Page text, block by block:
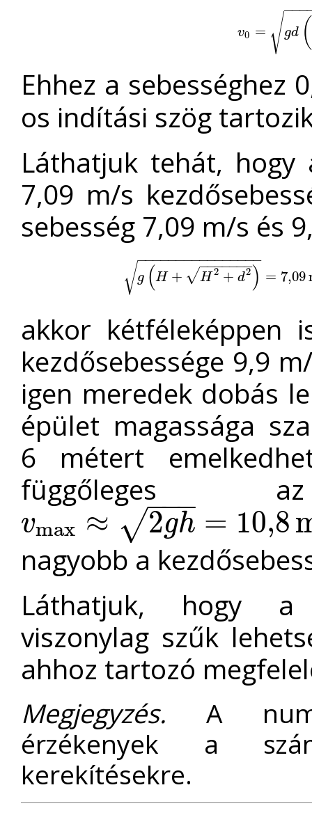
v0 = gd (
−−−
√
v0 =g d (2Hd+
Ehhez a sebességhez
os indítási szög
Láthatjuk tehát, hogy
7,09 m/s
sebesség 7,09 m/s és
g (H + H 2 + d2
− −
−−−−−
√ )
− −
−−−−−−−−−−−−−−
√ = 7,09
g (H + H2 +d 2)=7,09m/s < v0 <gd(2
akkor
kezdősebessége 9,9
igen meredek dobás
épület magassága
6 métert
vmax ≈ 2gh
−−
−
√ = 10,8
vmax ≈2g =10 m /s
nagyobb a
Láthatjuk, hogy a
viszonylag szűk
ahhoz tartozó
Megjegyzés. A
érzékenyek a
kerekítésekre.